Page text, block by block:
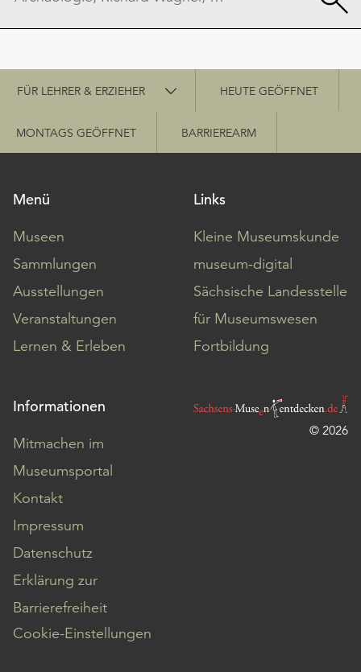
Schnellzugriff
FÜR LEHRER & ERZIEHER HEUTE GEÖFFNET
MONTAGS GEÖFFNET BARRIEREARM
Menü
Museen
Sammlungen
Ausstellungen
Veranstaltungen
Lernen & Erleben
Links
Kleine Museumskunde
museum-digital
Sächsische Landesstelle
für Museumswesen
Fortbildung
Informationen
Mitmachen im
Museumsportal
Kontakt
Impressum
Datenschutz
Erklärung zur
Barrierefreiheit
Cookie-Einstellungen
© 2026